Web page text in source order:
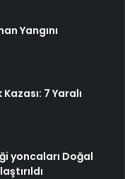
Yangını
7 Yaralı
yoncaları Doğal